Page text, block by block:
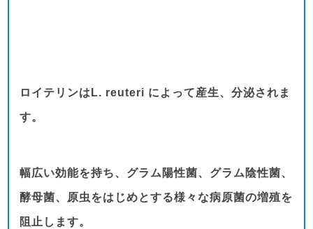
ロイテリンはL. reuteri によって産生、分泌されま
す。
幅広い効能を持ち、グラム陽性菌、グラム陰性菌、
酵母菌、原虫をはじめとする様々な病原菌の増殖を
阻止します。